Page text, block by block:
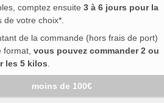
comptez ensuite 3 à 6 jours pour la
votre choix*.
de la commande (hors frais de port)
format, vous pouvez commander 2 ou
les 5 kilos
moins de 100€